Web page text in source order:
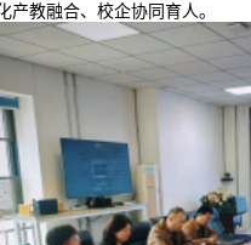
产教融合、校企协同育人。